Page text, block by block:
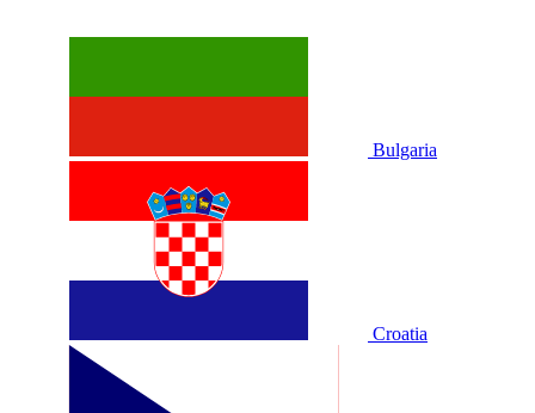
Bulgaria
Croatia